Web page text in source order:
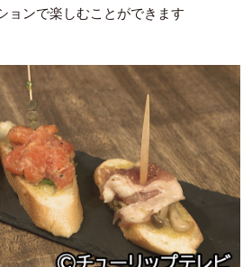
ョンで楽しむことができます